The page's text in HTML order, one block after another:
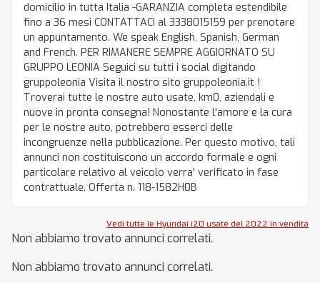
domicilio in tutta Italia -GARANZIA completa estendibile
fino a 36 mesi CONTATTACI al 3338015159 per prenotare
un appuntamento. We speak English, Spanish, German
and French. PER RIMANERE SEMPRE AGGIORNATO SU
GRUPPO LEONIA Seguici su tutti i social digitando
gruppoleonia Visita il nostro sito gruppoleonia.it !
Troverai tutte le nostre auto usate, km0, aziendali e
nuove in pronta consegna! Nonostante l'amore e la cura
per le nostre auto, potrebbero esserci delle
incongruenze nella pubblicazione. Per questo motivo, tali
annunci non costituiscono un accordo formale e ogni
particolare relativo al veicolo verra' verificato in fase
contrattuale. Offerta n. 118-1582H0B
Vedi tutte le Hyundai i20 usate del 2022 in vendita
Non abbiamo trovato annunci correlati.
Non abbiamo trovato annunci correlati.